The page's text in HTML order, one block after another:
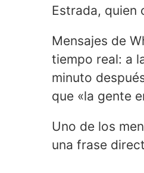
Estrada, quien
Mensajes de
tiempo real: a
minuto
que «la gente
Uno de los
una frase